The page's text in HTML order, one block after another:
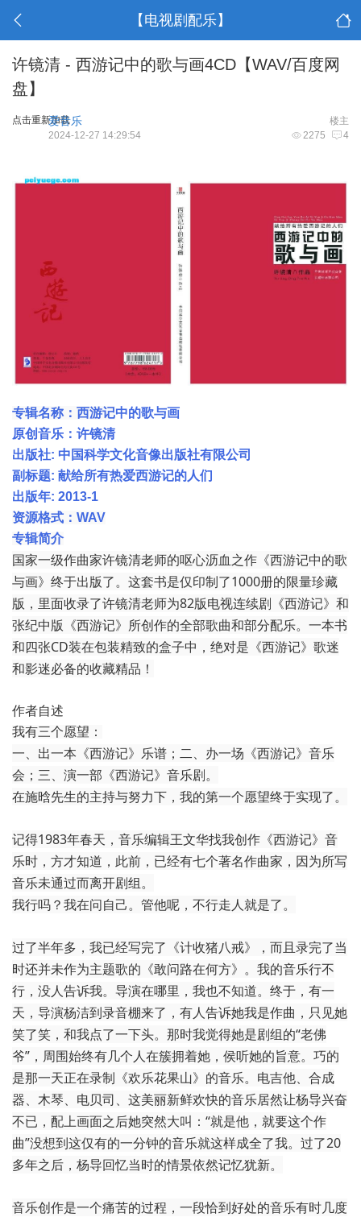
【电视剧配乐】
许镜清 - 西游记中的歌与画4CD【WAV/百度网
盘】
点击重新加载 楼主
爱音乐
2275 4
2024-12-27 14:29:54
专辑名称：西游记中的歌与画
原创音乐：许镜清
出版社: 中国科学文化音像出版社有限公司
副标题: 献给所有热爱西游记的人们
出版年: 2013-1
资源格式：WAV
专辑简介
国家一级作曲家许镜清老师的呕心沥血之作《西游记中的歌
与画》终于出版了。这套书是仅印制了1000册的限量珍藏
版，里面收录了许镜清老师为82版电视连续剧《西游记》和
张纪中版《西游记》所创作的全部歌曲和部分配乐。一本书
和四张CD装在包装精致的盒子中，绝对是《西游记》歌迷
和影迷必备的收藏精品！
作者自述
我有三个愿望：
一、出一本《西游记》乐谱；二、办一场《西游记》音乐
会；三、演一部《西游记》音乐剧。
在施晗先生的主持与努力下，我的第一个愿望终于实现了。
记得1983年春天，音乐编辑王文华找我创作《西游记》音
乐时，方才知道，此前，已经有七个著名作曲家，因为所写
音乐未通过而离开剧组。
我行吗？我在问自己。管他呢，不行走人就是了。
过了半年多，我已经写完了《计收猪八戒》，而且录完了当
时还并未作为主题歌的《敢问路在何方》。我的音乐行不
行，没人告诉我。导演在哪里，我也不知道。终于，有一
天，导演杨洁到录音棚来了，有人告诉她我是作曲，只见她
笑了笑，和我点了一下头。那时我觉得她是剧组的“老佛
爷”，周围始终有几个人在簇拥着她，侯听她的旨意。巧的
是那一天正在录制《欢乐花果山》的音乐。电吉他、合成
器、木琴、电贝司、这美丽新鲜欢快的音乐居然让杨导兴奋
不已，配上画面之后她突然大叫：“就是他，就要这个作
曲”没想到这仅有的一分钟的音乐就这样成全了我。过了20
多年之后，杨导回忆当时的情景依然记忆犹新。
音乐创作是一个痛苦的过程，一段恰到好处的音乐有时几度